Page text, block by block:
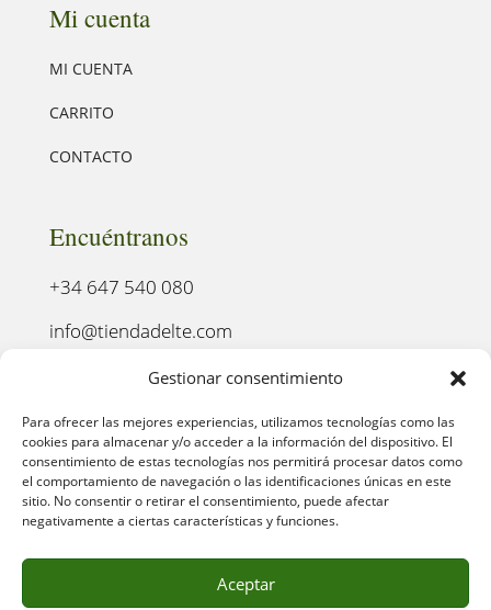
Gestionar consentimiento
Para ofrecer las mejores experiencias, utilizamos tecnologías como las
cookies para almacenar y/o acceder a la información del dispositivo. El
consentimiento de estas tecnologías nos permitirá procesar datos como
el comportamiento de navegación o las identificaciones únicas en este
sitio. No consentir o retirar el consentimiento, puede afectar
negativamente a ciertas características y funciones.
Aceptar
Mi cuenta
MI CUENTA
CARRITO
CONTACTO
Encuéntranos
+34 647 540 080
info@tiendadelte.com
Punto oficial de recogida:
C. Pozo, 13, 24003. León